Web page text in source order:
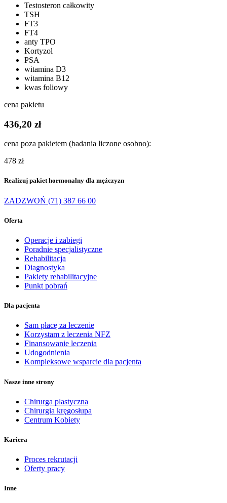
Testosteron całkowity
TSH
FT3
FT4
anty TPO
Kortyzol
PSA
witamina D3
witamina B12
kwas foliowy
cena pakietu
436,20 zł
cena poza pakietem (badania liczone osobno):
478 zł
Realizuj pakiet hormonalny dla mężczyzn
ZADZWOŃ (71) 387 66 00
Oferta
Operacje i zabiegi
Poradnie specjalistyczne
Rehabilitacja
Diagnostyka
Pakiety rehabilitacyjne
Punkt pobrań
Dla pacjenta
Sam płacę za leczenie
Korzystam z leczenia NFZ
Finansowanie leczenia
Udogodnienia
Kompleksowe wsparcie dla pacjenta
Nasze inne strony
Chirurga plastyczna
Chirurgia kręgosłupa
Centrum Kobiety
Kariera
Proces rekrutacji
Oferty pracy
Inne